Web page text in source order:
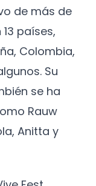
de más de
países,
Colombia,
Su
se ha
Rauw
Anitta y